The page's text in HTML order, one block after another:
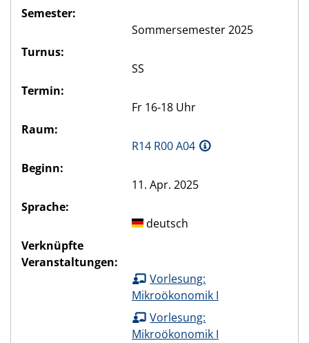
Semester:
Sommersemester 2025
Turnus:
SS
Termin:
Fr 16-18 Uhr
Raum:
R14 R00 A04
Beginn:
11. Apr. 2025
Sprache:
deutsch
Verknüpfte
Veranstaltungen:
Vorlesung:
Mikroökonomik I
Vorlesung:
Mikroökonomik I